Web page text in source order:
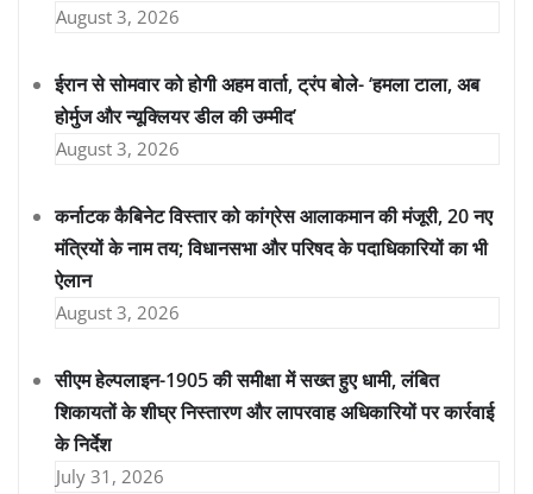
August 3, 2026
ईरान से सोमवार को होगी अहम वार्ता, ट्रंप बोले- ‘हमला टाला, अब
होर्मुज और न्यूक्लियर डील की उम्मीद’
August 3, 2026
कर्नाटक कैबिनेट विस्तार को कांग्रेस आलाकमान की मंजूरी, 20 नए
मंत्रियों के नाम तय; विधानसभा और परिषद के पदाधिकारियों का भी
ऐलान
August 3, 2026
सीएम हेल्पलाइन-1905 की समीक्षा में सख्त हुए धामी, लंबित
शिकायतों के शीघ्र निस्तारण और लापरवाह अधिकारियों पर कार्रवाई
के निर्देश
July 31, 2026